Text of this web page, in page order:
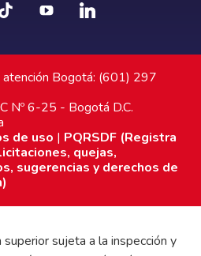
atención Bogotá: (601) 297
Nº 6-25 - Bogotá D.C.
de uso | PQRSDF (Registra
quejas,
sugerencias y derechos de
sujeta a la inspección y